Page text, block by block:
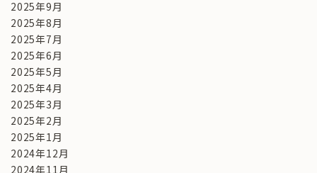
2025年9月
2025年8月
2025年7月
2025年6月
2025年5月
2025年4月
2025年3月
2025年2月
2025年1月
2024年12月
2024年11月